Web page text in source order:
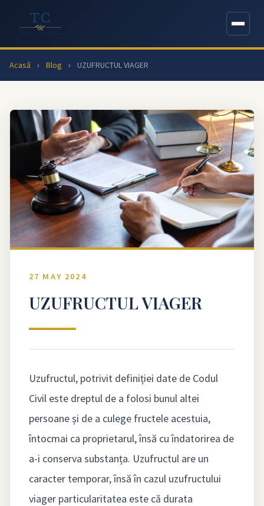
Acasă › Blog › UZUFRUCTUL VIAGER
27 MAY 2024
UZUFRUCTUL VIAGER
Uzufructul, potrivit definiției date de Codul
Civil este dreptul de a folosi bunul altei
persoane și de a culege fructele acestuia,
întocmai ca proprietarul, însă cu îndatorirea de
a-i conserva substanța. Uzufructul are un
caracter temporar, însă în cazul uzufructului
viager particularitatea este că durata